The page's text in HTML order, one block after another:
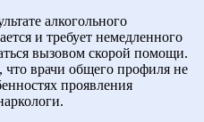
алкогольного
и требует немедленного
вызовом скорой помощи.
врачи общего профиля не
проявления